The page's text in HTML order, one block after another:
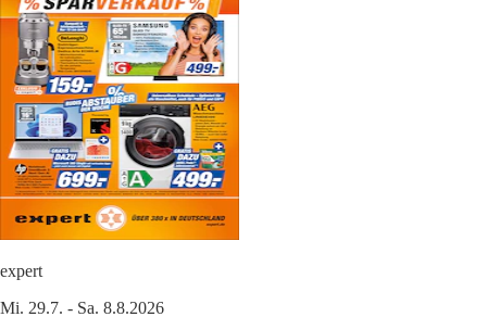
expert
Mi. 29.7. - Sa. 8.8.2026